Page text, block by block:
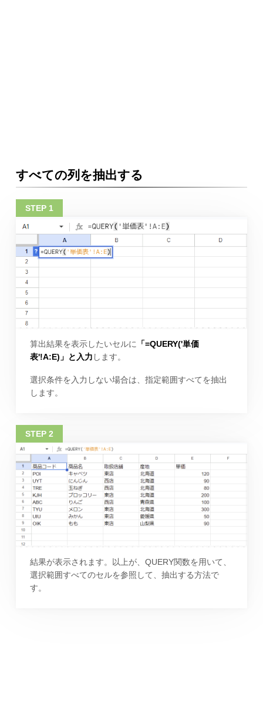
すべての列を抽出する
算出結果を表示したいセルに 「=QUERY('単価
表'!A:E)」と入力 します。
選択条件を入力しない場合は、指定範囲すべてを抽出
します。
結果が表示されます。以上が、QUERY関数を用いて、
選択範囲すべてのセルを参照して、抽出する方法で
す。